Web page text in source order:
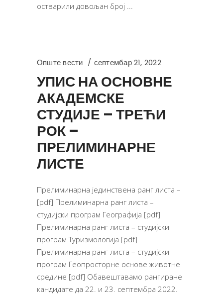
остварили довољан број
Опште вести септембар 21, 2022
УПИС НА ОСНОВНЕ
АКАДЕМСКЕ
СТУДИЈЕ – ТРЕЋИ
РОК –
ПРЕЛИМИНАРНЕ
ЛИСТЕ
Прелиминарна јединствена ранг листa –
[pdf] Прелиминарна ранг листa –
студијски програм Географија [pdf]
Прелиминарна ранг листa – студијски
програм Туризмологија [pdf]
Прелиминарна ранг листa – студијски
програм Геопросторне основе животне
средине [pdf] Обавештавамо рангиране
кандидате да 22. и 23. септембра 2022.